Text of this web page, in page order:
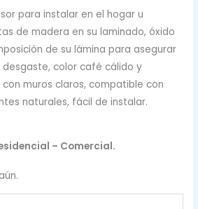
para instalar en el hogar u
de madera en su laminado, óxido
de su lámina para asegurar
color café cálido y
muros claros, compatible con
naturales, fácil de instalar.
– Comercial.